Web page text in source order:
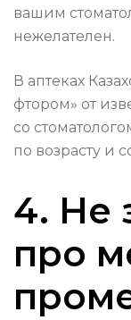
вашим
нежелателен.
В аптеках
фтором» от
со
по возрасту и
4. Не
про